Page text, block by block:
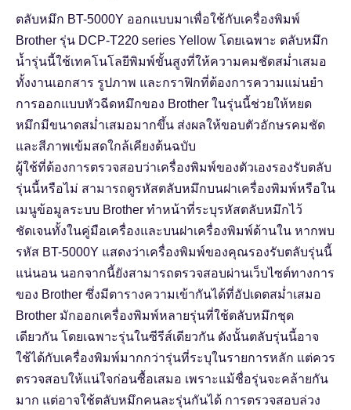
ตลับหมึก BT-5000Y ออกแบบมาเพื่อใช้กับเครื่องพิมพ์
Brother รุ่น DCP-T220 series Yellow โดยเฉพาะ ตลับหมึก
น้ำรุ่นนี้ใช้เทคโนโลยีพิมพ์ขั้นสูงที่ให้ความคมชัดสม่ำเสมอ
ทั้งงานเอกสาร รูปภาพ และกราฟิกที่ต้องการความแม่นยำ
การออกแบบหัวฉีดหมึกของ Brother ในรุ่นนี้ช่วยให้หยด
หมึกมีขนาดสม่ำเสมอมากขึ้น ส่งผลให้ขอบตัวอักษรคมชัด
และสีภาพเข้มสดใกล้เคียงต้นฉบับ
ผู้ใช้ที่ต้องการตรวจสอบว่าเครื่องพิมพ์ของตัวเองรองรับตลับ
รุ่นนี้หรือไม่ สามารถดูรหัสตลับหมึกบนฝาเครื่องพิมพ์หรือใน
เมนูข้อมูลระบบ Brother ทำหน้าที่ระบุรหัสตลับหมึกไว้
ชัดเจนทั้งในคู่มือเครื่องและบนฝาเครื่องพิมพ์ด้านใน หากพบ
รหัส BT-5000Y แสดงว่าเครื่องพิมพ์ของคุณรองรับตลับรุ่นนี้
แน่นอน นอกจากนี้ยังสามารถตรวจสอบผ่านเว็บไซต์ทางการ
ของ Brother ซึ่งมีตารางความเข้ากันได้ที่อัปเดตสม่ำเสมอ
Brother มักออกเครื่องพิมพ์หลายรุ่นที่ใช้ตลับหมึกชุด
เดียวกัน โดยเฉพาะรุ่นในซีรีส์เดียวกัน ดังนั้นตลับรุ่นนี้อาจ
ใช้ได้กับเครื่องพิมพ์มากกว่ารุ่นที่ระบุในรายการหลัก แต่ควร
ตรวจสอบให้แน่ใจก่อนซื้อเสมอ เพราะแม้ชื่อรุ่นจะคล้ายกัน
มาก แต่อาจใช้ตลับหมึกคนละรุ่นกันได้ การตรวจสอบล่วง